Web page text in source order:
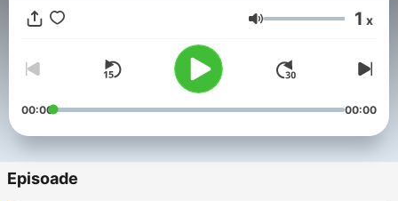
Volum 1 x
00:00 00:00
Episoade